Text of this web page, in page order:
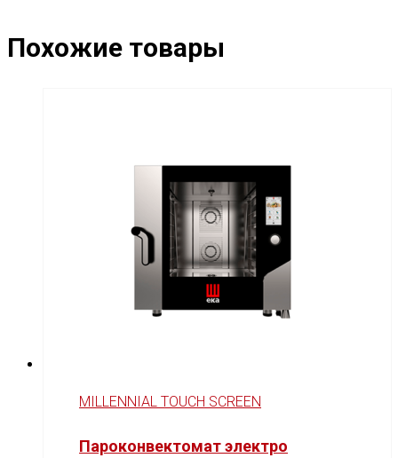
Похожие товары
MILLENNIAL TOUCH SCREEN
Пароконвектомат электро